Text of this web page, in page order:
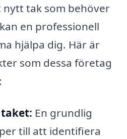
tak som behöver
en professionell
hjälpa dig. Här är
som dessa företag
En grundlig
till att identifiera